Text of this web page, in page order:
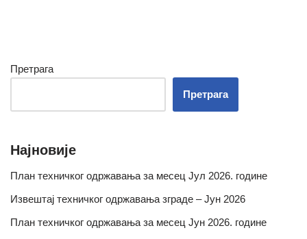
Претрага
Претрага
Најновије
План техничког одржавања за месец Јул 2026. године
Извештај техничког одржавања зграде – Јун 2026
План техничког одржавања за месец Јун 2026. године